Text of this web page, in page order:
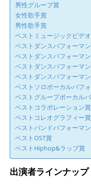
男性グループ賞
女性歌手賞
男性歌手賞
ベストミュージックビデ
ベストダンスパフォーマ
ベストダンスパフォーマ
ベストダンスパフォーマ
ベストダンスパフォーマ
ベストソロボーカルパフ
ベストグループボーカル
ベストコラボレーション賞
ベストコレオグラフィー賞
ベストバンドパフォーマ
ベストOST賞
ベストHiphop&ラップ賞
出演者ラインナップ